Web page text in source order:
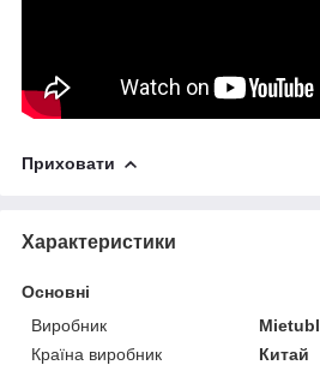
Приховати
Характеристики
Основні
Виробник
Mietubl
Країна виробник
Китай